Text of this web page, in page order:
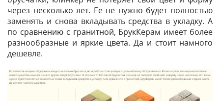
через несколько лет. Ее не нужно будет полностью
заменять и снова вкладывать средства в укладку. А
по сравнению с гранитной, БрукКерам имеет более
разнообразные и яркие цвета. Да и стоит намного
дешевле.